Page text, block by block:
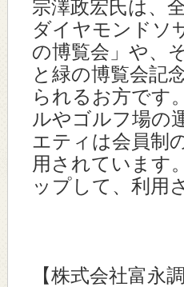
宗澤政宏氏は、
ダイヤモンドソ
の博覧会」や、
と緑の博覧会記
られるお方です
ルやゴルフ場の
エティは会員制
用されています
ップして、利用
【株式会社富永